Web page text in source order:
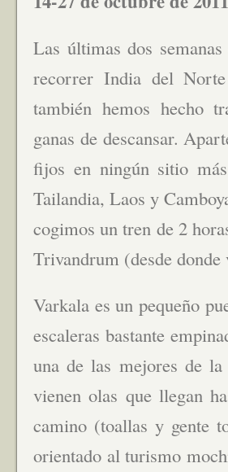
Las últimas dos
recorrer India del
también hemos hecho
ganas de descansar.
fijos en ningún sitio
Tailandia, Laos y
cogimos un tren de 2
Trivandrum (desde
Varkala es un pequeño
escaleras bastante
una de las mejores de
vienen olas que llegan
camino (toallas y gente
orientado al turismo